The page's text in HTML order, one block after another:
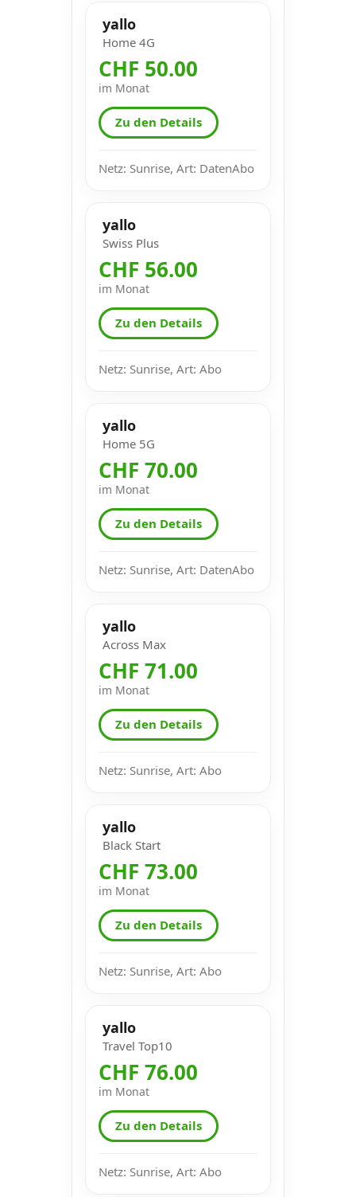
yallo
Home 4G
CHF 50.00
im Monat
Zu den Details
Netz: Sunrise, Art: DatenAbo
yallo
Swiss Plus
CHF 56.00
im Monat
Zu den Details
Netz: Sunrise, Art: Abo
yallo
Home 5G
CHF 70.00
im Monat
Zu den Details
Netz: Sunrise, Art: DatenAbo
yallo
Across Max
CHF 71.00
im Monat
Zu den Details
Netz: Sunrise, Art: Abo
yallo
Black Start
CHF 73.00
im Monat
Zu den Details
Netz: Sunrise, Art: Abo
yallo
Travel Top10
CHF 76.00
im Monat
Zu den Details
Netz: Sunrise, Art: Abo